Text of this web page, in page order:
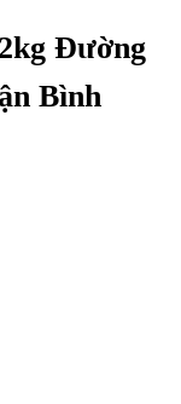
Đường
Bình